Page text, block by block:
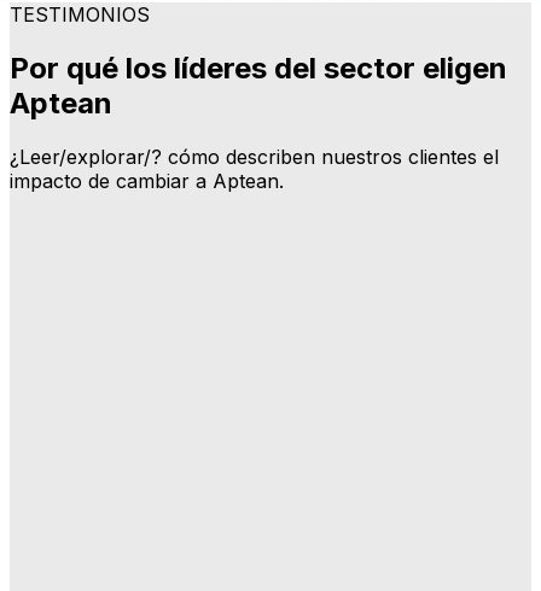
TESTIMONIOS
Por qué los líderes del sector eligen
Aptean
¿Leer/explorar/? cómo describen nuestros clientes el
impacto de cambiar a Aptean.